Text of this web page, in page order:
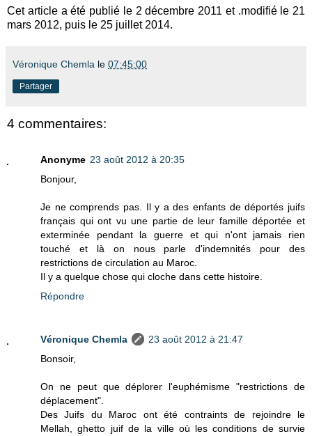
Cet article a été publié le 2 décembre 2011 et .modifié le 21
mars 2012, puis le 25 juillet 2014.
Véronique Chemla le 07:45:00
Partager
4 commentaires:
Anonyme 23 août 2012 à 20:35
Bonjour,
Je ne comprends pas. Il y a des enfants de déportés juifs
français qui ont vu une partie de leur famille déportée et
exterminée pendant la guerre et qui n'ont jamais rien
touché et là on nous parle d'indemnités pour des
restrictions de circulation au Maroc.
Il y a quelque chose qui cloche dans cette histoire.
Répondre
Véronique Chemla
23 août 2012 à 21:47
Bonsoir,
On ne peut que déplorer l'euphémisme "restrictions de
déplacement".
Des Juifs du Maroc ont été contraints de rejoindre le
Mellah, ghetto juif de la ville où les conditions de survie